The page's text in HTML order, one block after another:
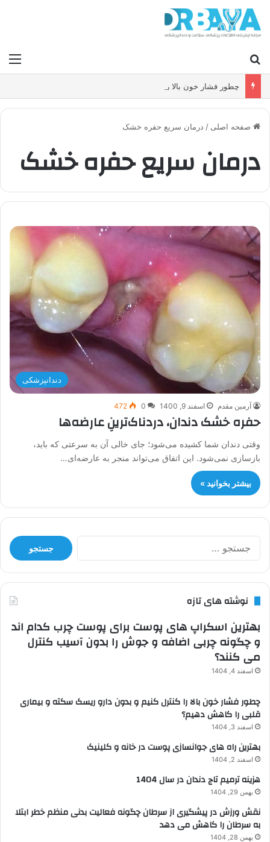
صفحه اصلی / درمان سریع حفره خشک
درمان سریع حفره خشک
دندانپزشکی
آرمین مقدم اسفند 9, 1400 0
472
حفره خشک دندان، دردناک‌ترینِ عارضه‌‌ها
وقتی دندان شما کشیده می‌شود؛ جای خالی آن به سرعتی که باید،
بازسازی نمی‌شود. این اتفاق می‌تواند منجر به عارضه‌ای…
بیشتر بخوانید »
جستجو
برای:
نوشته های تازه
بهترین اسکراپ های پوست برای پوست چرب کدام اند
و چگونه چربی اضافه و جوش را بدون آسیب کنترل
می کنند؟
اسفند 4, 1404
چطور فشار خون بالا را کنترل کنیم و بدون دارو ریسک سکته و بیماری
قلبی را کاهش دهیم؟
اسفند 3, 1404
بهترین راه های جوانسازی پوست در خانه و کلینیک
اسفند 2, 1404
هزینه ترمیم تاج دندان در سال 1404
بهمن 29, 1404
نقش ورزش در پیشگیری از سرطان چگونه فعالیت بدنی منظم خطر ابتلا
به سرطان را کاهش می دهد
بهمن 28, 1404